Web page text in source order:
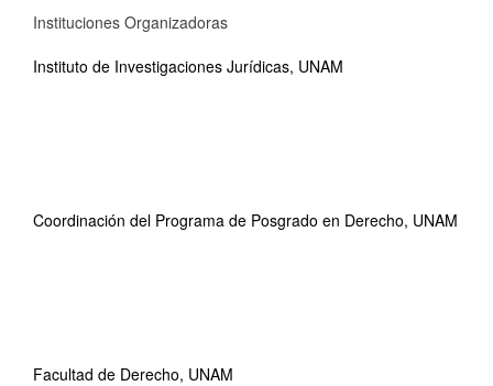
Instituciones Organizadoras
Instituto de Investigaciones Jurídicas, UNAM
Coordinación del Programa de Posgrado en Derecho, UNAM
Facultad de Derecho, UNAM